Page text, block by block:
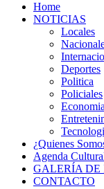
Home
NOTICIAS
Locales
Deportes
Politica
Policiales
Economia
¿Quienes
Agenda
GALERÍA DE
CONTACTO